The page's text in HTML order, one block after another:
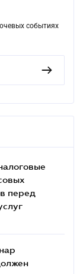
событиях
перед